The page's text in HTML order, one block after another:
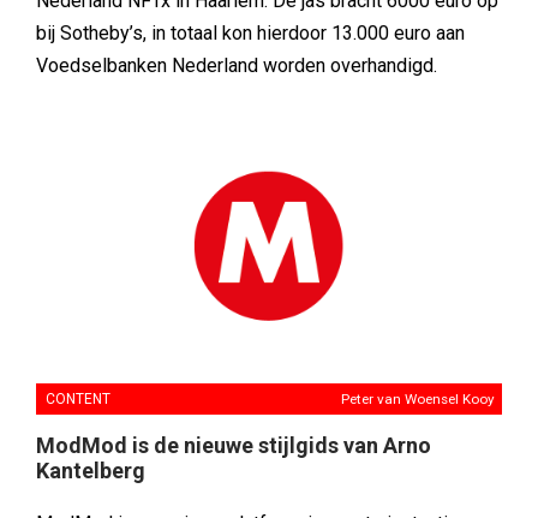
bij Sotheby’s, in totaal kon hierdoor 13.000 euro aan
Voedselbanken Nederland worden overhandigd.
CONTENT Peter van Woensel Kooy
ModMod is de nieuwe stijlgids van Arno
Kantelberg